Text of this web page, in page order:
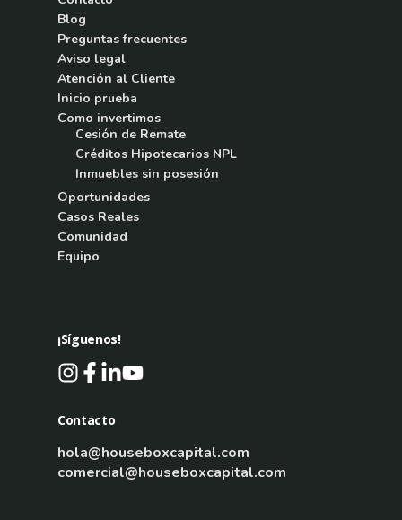
Blog
Preguntas frecuentes
Aviso legal
Atención al Cliente
Inicio prueba
Como invertimos
Cesión de Remate
Créditos Hipotecarios NPL
Inmuebles sin posesión
Oportunidades
Casos Reales
Comunidad
Equipo
¡Síguenos!
Contacto
hola@houseboxcapital.com
comercial@houseboxcapital.com